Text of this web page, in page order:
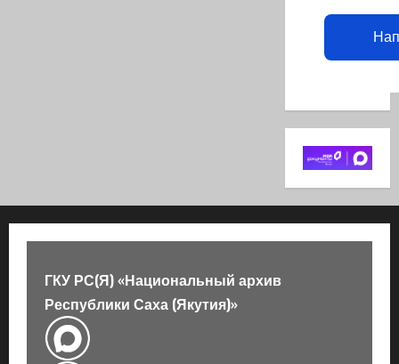
ГКУ РС(Я) «Национальный архив
Республики Саха (Якутия)»